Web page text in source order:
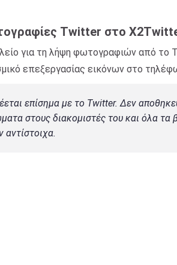
Twitter στο
για τη λήψη φωτογραφιών από το
επεξεργασίας εικόνων στο
επίσημα με το Twitter. Δεν
στους διακομιστές του και όλα